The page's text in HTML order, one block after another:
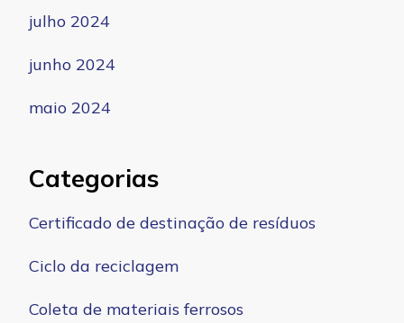
julho 2024
junho 2024
maio 2024
Categorias
Certificado de destinação de resíduos
Ciclo da reciclagem
Coleta de materiais ferrosos